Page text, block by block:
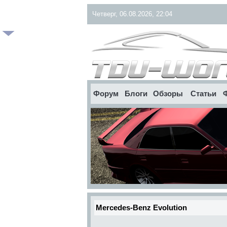
Четверг, 06.08.2026, 22:04
Форум Блоги Обзоры Статьи
Mercedes-Benz Evolution